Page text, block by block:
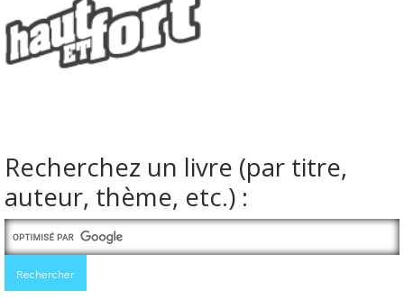
Recherchez un livre (par titre,
auteur, thème, etc.) :